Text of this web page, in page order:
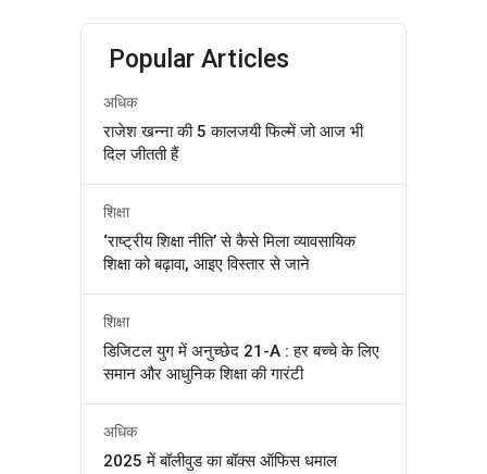
Popular Articles
अधिक
राजेश खन्ना की 5 कालजयी फिल्में जो आज भी
दिल जीतती हैं
शिक्षा
‘राष्ट्रीय शिक्षा नीति’ से कैसे मिला व्यावसायिक
शिक्षा को बढ़ावा, आइए विस्तार से जाने
शिक्षा
डिजिटल युग में अनुच्छेद 21-A : हर बच्चे के लिए
समान और आधुनिक शिक्षा की गारंटी
अधिक
2025 में बॉलीवुड का बॉक्स ऑफिस धमाल